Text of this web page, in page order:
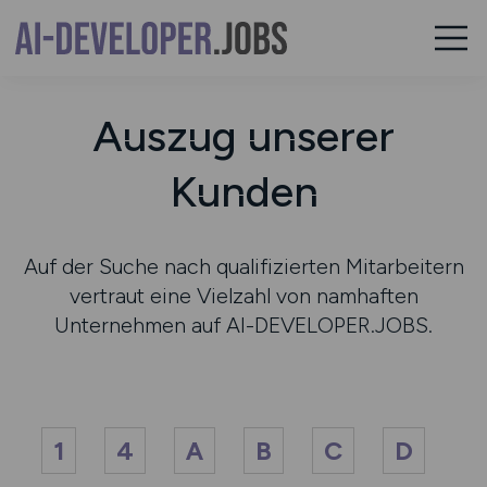
Auszug unserer
Kunden
Auf der Suche nach qualifizierten Mitarbeitern
vertraut eine Vielzahl von namhaften
Unternehmen auf AI-DEVELOPER.JOBS.
1 4 A B C D